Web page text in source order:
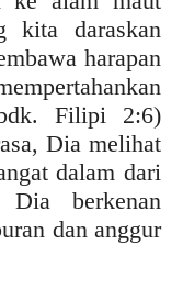
kita daraskan
harapan
Filipi 2:6)
Dia melihat
dalam dari
Dia berkenan
dan anggur